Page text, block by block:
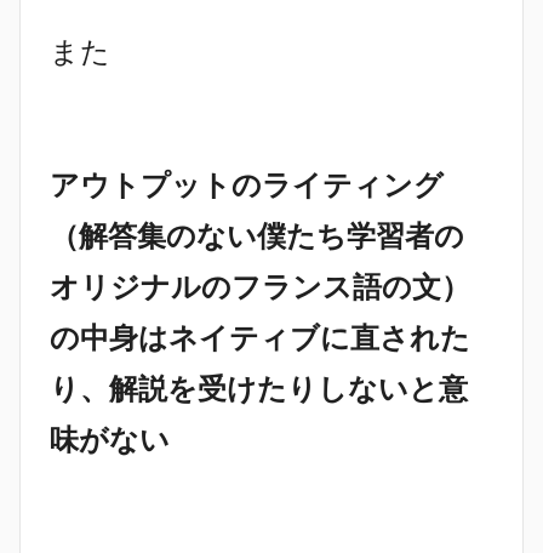
また
アウトプットのライティング
（解答集のない僕たち学習者の
オリジナルのフランス語の文）
の中身はネイティブに直された
り、解説を受けたりしないと意
味がない